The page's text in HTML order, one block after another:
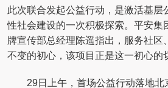
此次联合发起公益行动，是激活基层
性社会建设的一次积极探索。平安集
牌宣传部总经理陈遥指出，服务社区
不变的初心，该项目正是这一初心的
29日上午，首场公益行动落地